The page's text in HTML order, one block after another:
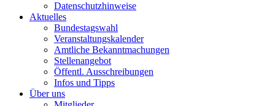
Datenschutzhinweise
Aktuelles
Bundestagswahl
Veranstaltungskalender
Amtliche Bekanntmachungen
Stellenangebot
Öffentl. Ausschreibungen
Infos und Tipps
Über uns